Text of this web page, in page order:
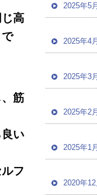
高
筋
い
フ
2025年5月
2025年4月
2025年3月
2025年2月
2025年1月
2020年12